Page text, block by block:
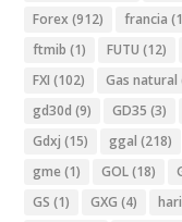
Forex (912) francia
ftmib (1) FUTU (12)
FXI (102) Gas natural
gd30d (9) GD35 (3)
Gdxj (15) ggal (218)
gme (1) GOL(18)
GS (1) GXG (4)